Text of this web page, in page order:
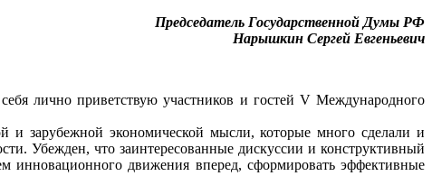
Председатель Государственной Думы РФ
Нарышкин Сергей Евгеньевич
лично приветствую участников и гостей V Международного
и зарубежной экономической мысли, которые много сделали и
Убежден, что заинтересованные дискуссии и конструктивный
инновационного движения вперед, сформировать эффективные